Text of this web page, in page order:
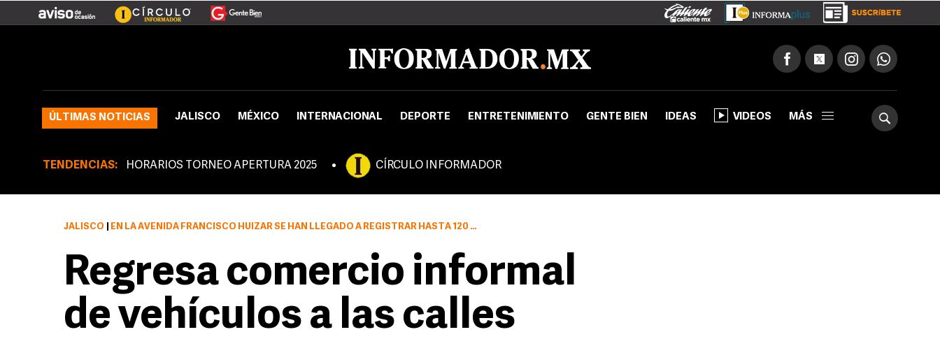
ÚLTIMAS NOTICIAS JALISCO MÉXICO INTERNACIONAL DEPORTE ENTRETENIMIENTO GENTE BIEN IDEAS VIDEOS MÁS
TENDENCIAS: HORARIOS TORNEO APERTURA 2025 CÍRCULO INFORMADOR
JALISCO EN LA AVENIDA FRANCISCO HUIZAR SE HAN LLEGADO A REGISTRAR HASTA 120 AUTOMOTORES QUE SE OFERTAN PERMISO
Regresa comercio informal
de vehículos a las calles